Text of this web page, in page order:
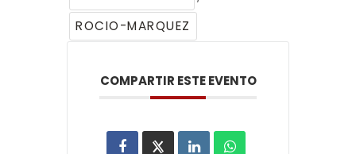
ROCIO-MARQUEZ
COMPARTIR ESTE EVENTO